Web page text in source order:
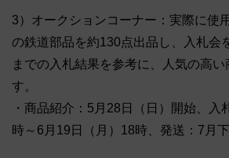
3）オークションコーナー：実際に使
の鉄道部品を約130点出品し、入札会
までの入札結果を参考に、人気の高い
す。
・商品紹介：5月28日（日）開始、入
時～6月19日（月）18時、発送：7月下